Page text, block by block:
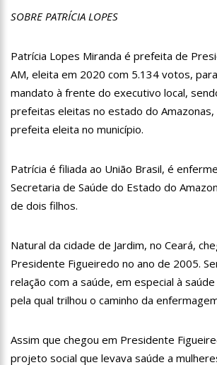
13:06 Anna Carolina Jatobá pode ir para o
outros casos
13:01 VÍDEO: Influenciadoras são
racismo contra crianças
12:51
Modelo e jornalista falece após
remoção de silicone industrial
12:17 Ataque em escola na Suécia deixa
11:57 Mais Médicos tem cerca de 34 mil
16:22 Jovens matam mulher para vender os
de 450 reais
16:13 Macabro: tia confessa ter esp4ncado
a m0rte no Amazonas; veja
SOBRE PATRÍCIA LOPES
Patrícia Lopes Miranda é prefeita de
AM, eleita em 2020 com 5.134 votos,
mandato à frente do executivo local,
prefeitas eleitas no estado do Amazonas,
prefeita eleita no município.
Patrícia é filiada ao União Brasil, é
Secretaria de Saúde do Estado do
de dois filhos.
Natural da cidade de Jardim, no Ceará,
Presidente Figueiredo no ano de 2005.
relação com a saúde, em especial à
pela qual trilhou o caminho da
Assim que chegou em Presidente
projeto social que levava saúde a